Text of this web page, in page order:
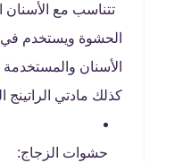
تتناسب مع
الحشوة ويستخدم في
الأسنان
كذلك مادتي
حشوات الزجاج: